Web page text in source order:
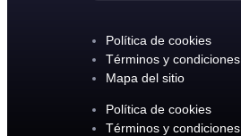
Política de cookies
Términos y condiciones
Mapa del sitio
Política de cookies
Términos y condiciones